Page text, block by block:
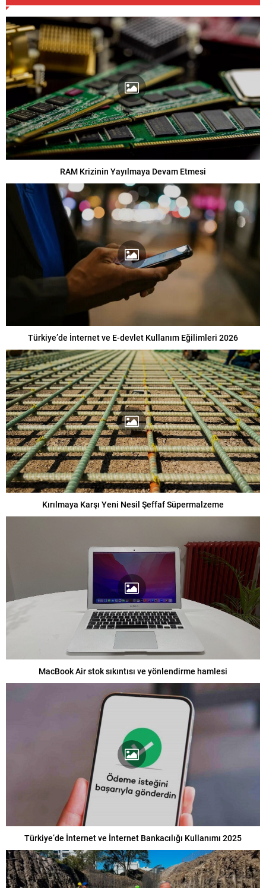
RAM Krizinin Yayılmaya Devam Etmesi
Türkiye’de İnternet ve E-devlet Kullanım Eğilimleri 2026
Kırılmaya Karşı Yeni Nesil Şeffaf Süpermalzeme
MacBook Air stok sıkıntısı ve yönlendirme hamlesi
Türkiye’de İnternet ve İnternet Bankacılığı Kullanımı 2025